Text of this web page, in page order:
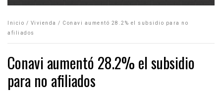
Inicio / Vivienda / Conavi aumentó 28.2% el subsidio para no
afiliados
Conavi aumentó 28.2% el subsidio
para no afiliados